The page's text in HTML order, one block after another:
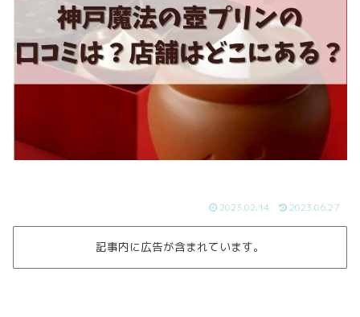
2023.02.14 2023.06.27
記事内に広告が含まれています。